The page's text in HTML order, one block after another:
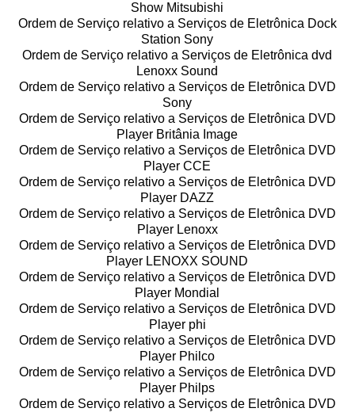
Show Mitsubishi
Ordem de Serviço relativo a Serviços de Eletrônica Dock
Station Sony
Ordem de Serviço relativo a Serviços de Eletrônica dvd
Lenoxx Sound
Ordem de Serviço relativo a Serviços de Eletrônica DVD
Sony
Ordem de Serviço relativo a Serviços de Eletrônica DVD
Player Britânia Image
Ordem de Serviço relativo a Serviços de Eletrônica DVD
Player CCE
Ordem de Serviço relativo a Serviços de Eletrônica DVD
Player DAZZ
Ordem de Serviço relativo a Serviços de Eletrônica DVD
Player Lenoxx
Ordem de Serviço relativo a Serviços de Eletrônica DVD
Player LENOXX SOUND
Ordem de Serviço relativo a Serviços de Eletrônica DVD
Player Mondial
Ordem de Serviço relativo a Serviços de Eletrônica DVD
Player phi
Ordem de Serviço relativo a Serviços de Eletrônica DVD
Player Philco
Ordem de Serviço relativo a Serviços de Eletrônica DVD
Player Philps
Ordem de Serviço relativo a Serviços de Eletrônica DVD